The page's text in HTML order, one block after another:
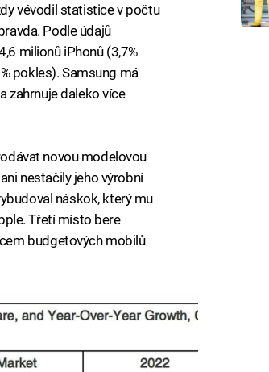
vévodil statistice v počtu
Podle údajů
milionů iPhonů (3,7%
pokles). Samsung má
zahrnuje daleko více
novou modelovou
nestačily jeho výrobní
náskok, který mu
Třetí místo bere
budgetových mobilů